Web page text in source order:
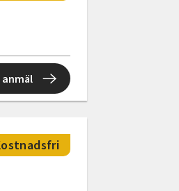
anmäl